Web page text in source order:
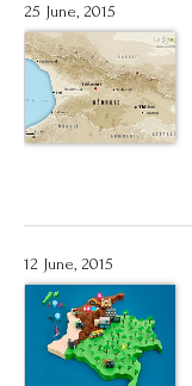
25 June, 2015
12 June, 2015